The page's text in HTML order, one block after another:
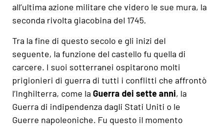
all’ultima azione militare che videro le sue mura, la
seconda rivolta giacobina del 1745.
Tra la fine di questo secolo e gli inizi del
seguente, la funzione del castello fu quella di
carcere. I suoi sotterranei ospitarono molti
prigionieri di guerra di tutti i conflitti che affrontò
l’Inghilterra, come la Guerra dei sette anni, la
Guerra di indipendenza dagli Stati Uniti o le
Guerre napoleoniche. Fu questo il momento